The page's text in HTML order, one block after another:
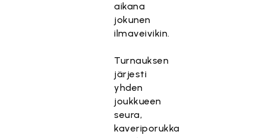
aikana
jokunen
ilmaveivikin.
Turnauksen
järjesti
yhden
joukkueen
seura,
kaveriporukka